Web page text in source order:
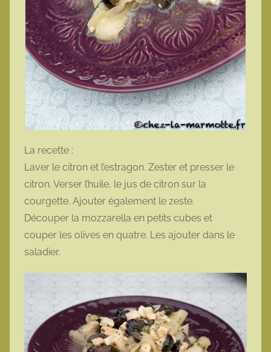
La recette :
Laver le citron et l’estragon. Zester et presser le
citron. Verser l’huile, le jus de citron sur la
courgette. Ajouter également le zeste.
Découper la mozzarella en petits cubes et
couper les olives en quatre. Les ajouter dans le
saladier.